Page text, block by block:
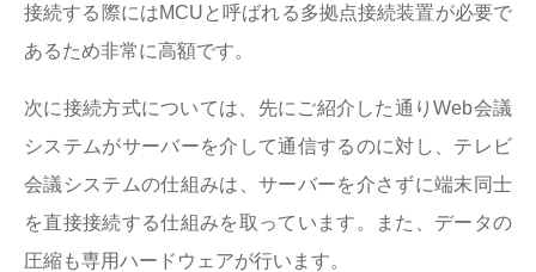
接続する際にはMCUと呼ばれる多拠点接続装置が必要で
あるため非常に高額です。
次に接続方式については、先にご紹介した通りWeb会議
システムがサーバーを介して通信するのに対し、テレビ
会議システムの仕組みは、サーバーを介さずに端末同士
を直接接続する仕組みを取っています。また、データの
圧縮も専用ハードウェアが行います。